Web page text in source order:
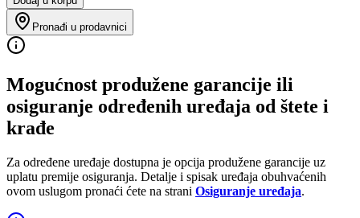
Pronađi u prodavnici
Mogućnost produžene garancije ili
osiguranje određenih uređaja od štete i
krađe
Za određene uređaje dostupna je opcija produžene garancije uz
uplatu premije osiguranja. Detalje i spisak uređaja obuhvaćenih
ovom uslugom pronaći ćete na strani Osiguranje uređaja.